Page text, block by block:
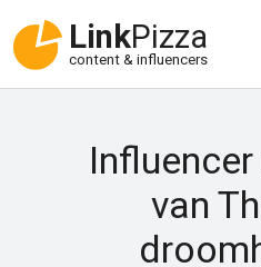
LinkPizza
content & influencers
van